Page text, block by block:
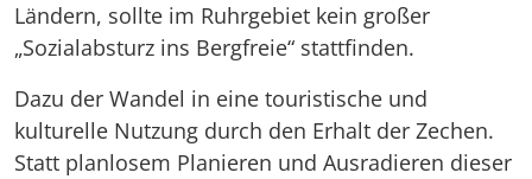
Ländern, sollte im Ruhrgebiet kein großer
„Sozialabsturz ins Bergfreie“ stattfinden.
Dazu der Wandel in eine touristische und
kulturelle Nutzung durch den Erhalt der Zechen.
Statt planlosem Planieren und Ausradieren dieser